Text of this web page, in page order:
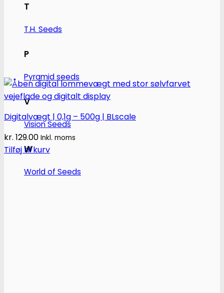
T
T.H. Seeds
P
Pyramid seeds
V
Vision Seeds
W
World of Seeds
Digitalvægt | 0,1g – 500g | BLscale
kr. 129.00 Inkl. moms
Tilføj til kurv